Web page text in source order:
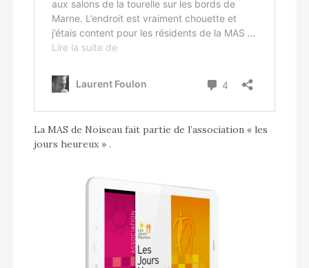
La MAS de Noiseau fait partie de l’association « les
jours heureux » .